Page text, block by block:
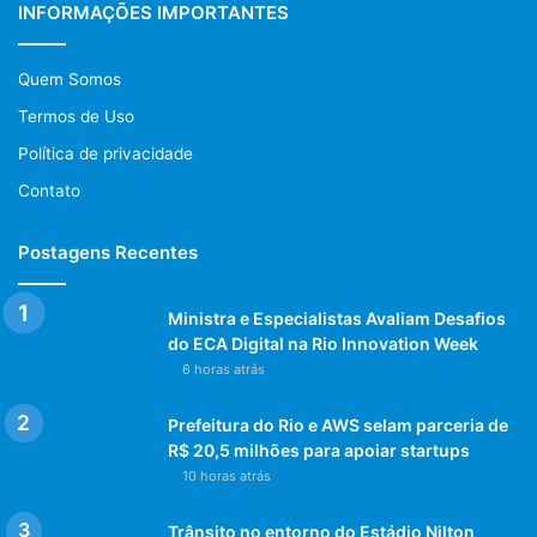
INFORMAÇÕES IMPORTANTES
Quem Somos
Termos de Uso
Política de privacidade
Contato
Postagens Recentes
Ministra e Especialistas Avaliam Desafios
do ECA Digital na Rio Innovation Week
6 horas atrás
Prefeitura do Rio e AWS selam parceria de
R$ 20,5 milhões para apoiar startups
10 horas atrás
Trânsito no entorno do Estádio Nilton